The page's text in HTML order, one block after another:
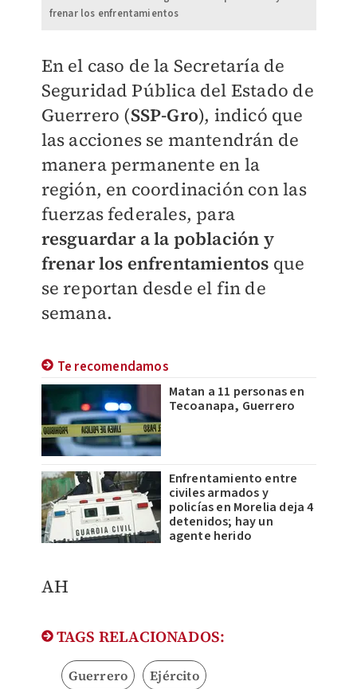
frenar los enfrentamientos
En el caso de la Secretaría de
Seguridad Pública del Estado de
Guerrero (SSP-Gro), indicó que
las acciones se mantendrán de
manera permanente en la
región, en coordinación con las
fuerzas federales, para
resguardar a la población y
frenar los enfrentamientos que
se reportan desde el fin de
semana.
Te recomendamos
Matan a 11 personas en
Tecoanapa, Guerrero
Enfrentamiento entre
civiles armados y
policías en Morelia deja 4
detenidos; hay un
agente herido
AH
TAGS RELACIONADOS:
Guerrero Ejército